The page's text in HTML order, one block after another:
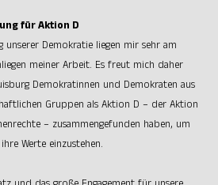
für Aktion D
Demokratie liegen mir sehr am
meiner Arbeit. Es freut mich daher
Demokratinnen und Demokraten aus
Gruppen als Aktion D – der Aktion
– zusammengefunden haben, um
Werte einzustehen.